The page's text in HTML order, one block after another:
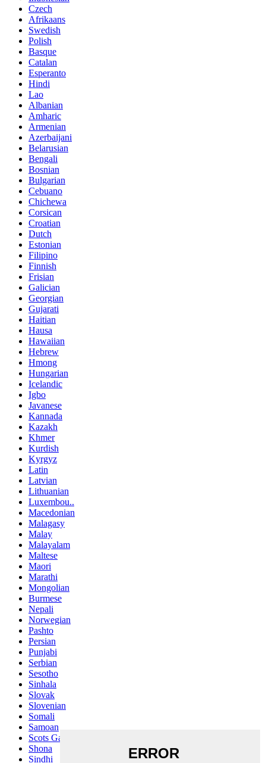
Czech
Afrikaans
Swedish
Polish
Basque
Catalan
Esperanto
Hindi
Lao
Albanian
Amharic
Armenian
Azerbaijani
Belarusian
Bengali
Bosnian
Bulgarian
Cebuano
Chichewa
Corsican
Croatian
Dutch
Estonian
Filipino
Finnish
Frisian
Galician
Georgian
Gujarati
Haitian
Hausa
Hawaiian
Hebrew
Hmong
Hungarian
Icelandic
Igbo
Javanese
Kannada
Kazakh
Khmer
Kurdish
Kyrgyz
Latin
Latvian
Lithuanian
Luxembou..
Macedonian
Malagasy
Malay
Malayalam
Maltese
Maori
Marathi
Mongolian
Burmese
Nepali
Norwegian
Pashto
Persian
Punjabi
Serbian
Sesotho
Sinhala
Slovak
Slovenian
Somali
Samoan
Scots Gaelic
Shona
Sindhi